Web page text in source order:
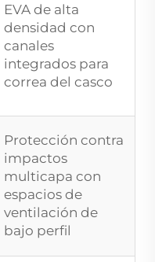
EVA de alta
densidad con
canales
integrados para
correa del casco
Protección contra
impactos
multicapa con
espacios de
ventilación de
bajo perfil